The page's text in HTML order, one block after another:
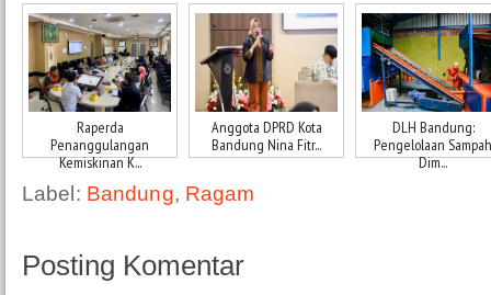
Raperda
Penanggulangan
Kemiskinan K...
Anggota DPRD Kota
Bandung Nina Fitr...
DLH Bandung:
Pengelolaan Sampah
Dim...
Label: Bandung, Ragam
Posting Komentar